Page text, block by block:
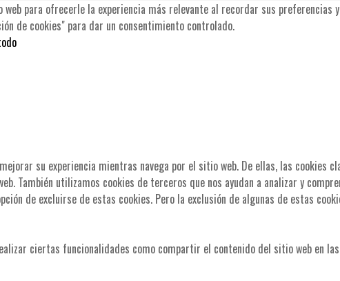
para ofrecerle la experiencia más relevante al recordar sus
de cookies" para dar un consentimiento controlado.
su experiencia mientras navega por el sitio web. De ellas, las cookies
También utilizamos cookies de terceros que nos ayudan a analizar y
de excluirse de estas cookies. Pero la exclusión de algunas de estas
ciertas funcionalidades como compartir el contenido del sitio web